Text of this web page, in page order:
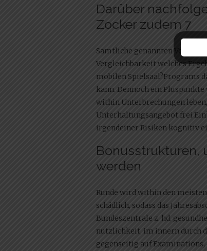
Darüber
Zocker zudem 7
Samtliche genannten
Vergleichbarkeit welches
mobilen Spielsaal?Programs
kann. Dennoch ein
within Unterbrechungen
Unterhaltungsangebot frei
irgendeiner Risiken kognitiv
Bonusstrukturen,
werden
Runde wird within den
schädlich, sodass das
Bundeszentrale z. hd.
nutzlichkeit, im innern durch
gegenseitig auf